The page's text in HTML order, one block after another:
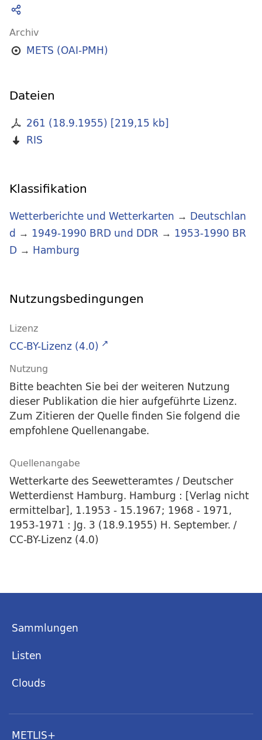
Archiv
METS (OAI-PMH)
Dateien
261 (18.9.1955) [219,15 kb]
RIS
Klassifikation
Wetterberichte und Wetterkarten → Deutschlan
d → 1949-1990 BRD und DDR → 1953-1990 BR
D → Hamburg
Nutzungsbedingungen
Lizenz
CC-BY-Lizenz (4.0)
Nutzung
Bitte beachten Sie bei der weiteren Nutzung
dieser Publikation die hier aufgeführte Lizenz.
Zum Zitieren der Quelle finden Sie folgend die
empfohlene Quellenangabe.
Quellenangabe
Wetterkarte des Seewetteramtes / Deutscher
Wetterdienst Hamburg. Hamburg : [Verlag nicht
ermittelbar], 1.1953 - 15.1967; 1968 - 1971,
1953-1971 : Jg. 3 (18.9.1955) H. September. /
CC-BY-Lizenz (4.0)
Sammlungen
Listen
Clouds
METLIS+